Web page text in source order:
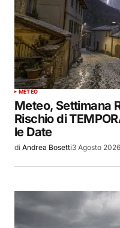
METEO
Meteo, Settimana
Rischio di
le Date
di Andrea Bosetti3 Agosto